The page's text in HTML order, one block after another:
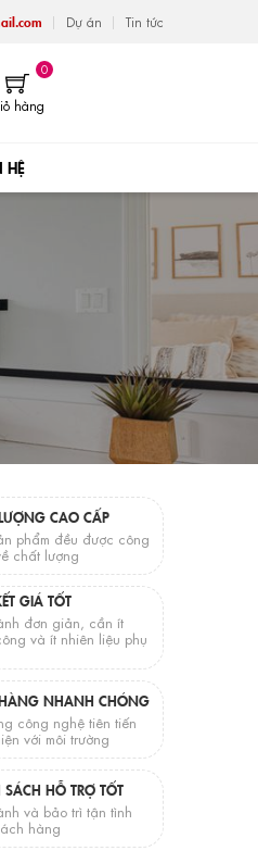
Dự án Tin tức
0
hàng
HỆ
CAO CẤP
phẩm đều được công
chất lượng
GIÁ TỐT
đơn giản, cần ít
và ít nhiên liệu phụ
NHANH CHÓNG
công nghệ tiên tiến
với môi trường
HỖ TRỢ TỐT
và bảo trì tận tình
hàng